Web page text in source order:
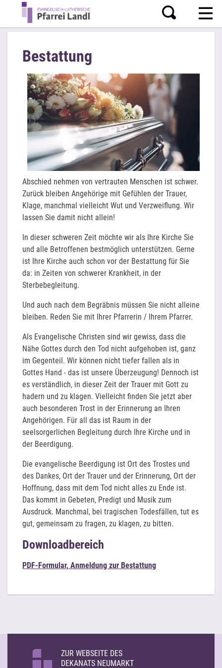
Bestattung
Abschied nehmen von vertrauten Menschen ist schwer.
Zurück bleiben Angehörige mit Gefühlen der Trauer,
Klage, manchmal vielleicht Wut und Verzweiflung. Wir
lassen Sie damit nicht allein!
In dieser schweren Zeit möchte wir als Ihre Kirche Sie
und alle Betroffenen bestmöglich unterstützen. Gerne
ist Ihre Kirche auch schon vor der Bestattung für Sie
da: in Zeiten von schwerer Krankheit, in der
Sterbebegleitung.
Und auch nach dem Begräbnis müssen Sie nicht alleine
bleiben. Reden Sie mit Ihrer Pfarrerin / Ihrem Pfarrer.
Als Evangelische Christen sind wir gewiss, dass die
Nähe Gottes durch den Tod nicht aufgehoben ist, ganz
im Gegenteil. Wir können nicht tiefer fallen als in
Gottes Hand - das ist unsere Überzeugung! Dennoch ist
es verständlich, in dieser Zeit der Trauer mit Gott zu
hadern und zu klagen. Vielleicht finden Sie jetzt aber
auch besonderen Trost in der Erinnerung an Ihren
Angehörigen. Für all das ist Raum in der
seelsorgerlichen Begleitung durch Ihre Kirche und in
der Beerdigung.
Die evangelische Beerdigung ist Ort des Trostes und
des Dankes, Ort der Trauer und der Erinnerung, Ort der
Hoffnung, dass mit dem Tod nicht alles zu Ende ist.
Das kommt in Gebeten, Predigt und Musik zum
Ausdruck. Manchmal, bei tragischen Todesfällen, tut es
gut, gemeinsam zu fragen, zu klagen, zu bitten.
Downloadbereich
PDF-Formular, Anmeldung zur Bestattung
ZUR WEBSEITE DES
DEKANATS NEUMARKT